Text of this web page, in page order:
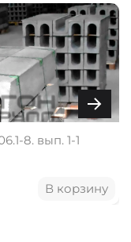
8. вып. 1-1
В корзину